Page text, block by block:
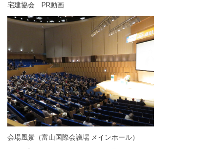
宅建協会 PR動画
会場風景（富山国際会議場 メインホール）